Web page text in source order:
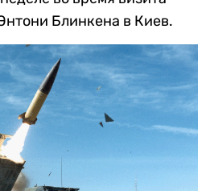
Блинкена в Киев.